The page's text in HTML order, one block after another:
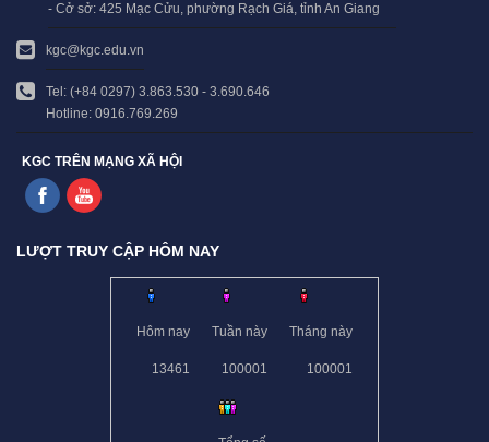
- Cở sở: 425 Mạc Cửu, phường Rạch Giá, tỉnh An Giang
kgc@kgc.edu.vn
Tel: (+84 0297) 3.863.530 - 3.690.646
Hotline: 0916.769.269
KGC TRÊN MẠNG XÃ HỘI
LƯỢT TRUY CẬP HÔM NAY
Hôm nay
13461
Tuần này
100001
Tháng này
100001